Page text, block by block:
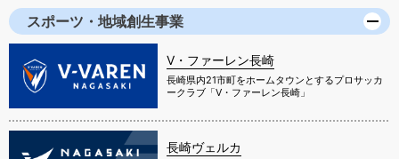
スポーツ・地域創生事業
V・ファーレン長崎
長崎県内21市町をホームタウンとするプロサッカ
ークラブ「V・ファーレン長崎」
長崎ヴェルカ